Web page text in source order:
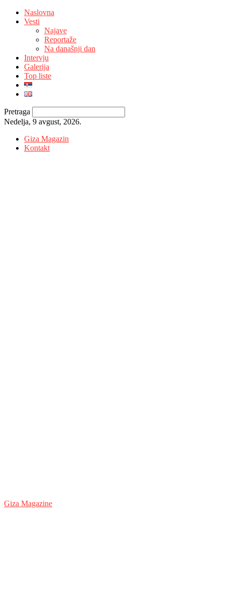
Naslovna
Vesti
Najave
Reportaže
Na današnji dan
Intervju
Galerija
Top liste
Pretraga
Nedelja, 9 avgust, 2026.
Giza Magazin
Kontakt
Giza Magazine